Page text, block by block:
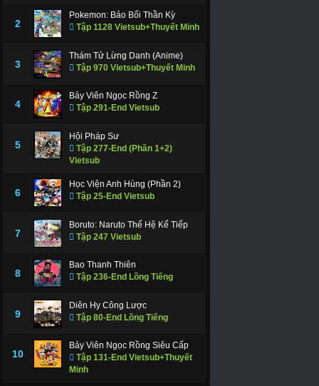
2
Pokemon: Bảo Bối Thần Kỳ
Tập 1128 Vietsub+Thuyết Minh
3
Thám Tử Lừng Danh (Anime)
Tập 970 Vietsub+Thuyết Minh
4
Bảy Viên Ngọc Rồng Z
Tập 291-End Vietsub
5
Hội Pháp Sư
Tập 277-End (Phần 1+2)
Vietsub
6
Học Viện Anh Hùng (Phần 2)
Tập 25-End Vietsub
7
Boruto: Naruto Thế Hệ Kế Tiếp
Tập 247 Vietsub
8
Bao Thanh Thiên
Tập 236-End Lồng Tiếng
9
Diên Hy Công Lược
Tập 80-End Lồng Tiếng
10
Bảy Viên Ngọc Rồng Siêu Cấp
Tập 131-End Vietsub+Thuyết
Minh